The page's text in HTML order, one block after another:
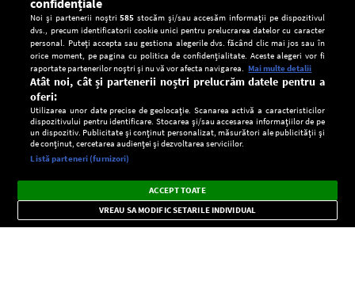
CONFIDENŢIALITATE
Setări:
Dark
Mode
Radio live, podcasturi, știri și alerte
importante.
×
Noi și partenerii noștri585 stocăm și/sau accesăm informații pe dispozitivul
dvs., precum identificatorii cookie unici pentru prelucrarea datelor cu caracter
personal. Puteți accepta sau gestiona alegerile dvs. făcând clic mai jos sau în
orice moment, pe pagina cu politica de confidențialitate. Aceste alegeri vor fi
raportate partenerilor noștri și nu vă vor afecta navigarea. Mai multe detalii
Atât noi, cât și partenerii noștri prelucrăm datele pentru a
oferi:
Utilizarea unor date precise de geolocație. Scanarea activă a caracteristicilor
dispozitivului pentru identificare. Stocarea și/sau accesarea informațiilor de pe
un dispozitiv. Publicitate și conținut personalizat, măsurători ale publicității și
de conținut, cercetarea audienței și dezvoltarea serviciilor.
Listă parteneri (furnizori)
ACCEPT TOATE
VREAU SA MODIFIC SETARILE INDIVIDUAL